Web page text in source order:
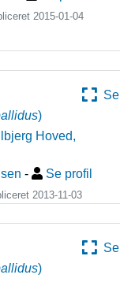
2015-01-04
Se
)
Hoved,
- Se profil
2013-11-03
Se
)